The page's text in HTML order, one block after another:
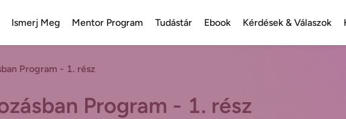
Ismerj Meg Mentor Program Tudástár Ebook Kérdések & Válaszok
Program - 1. rész
Program - 1. rész